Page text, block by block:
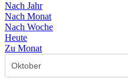
Nach Jahr
Nach Monat
Nach Woche
Heute
Zu Monat